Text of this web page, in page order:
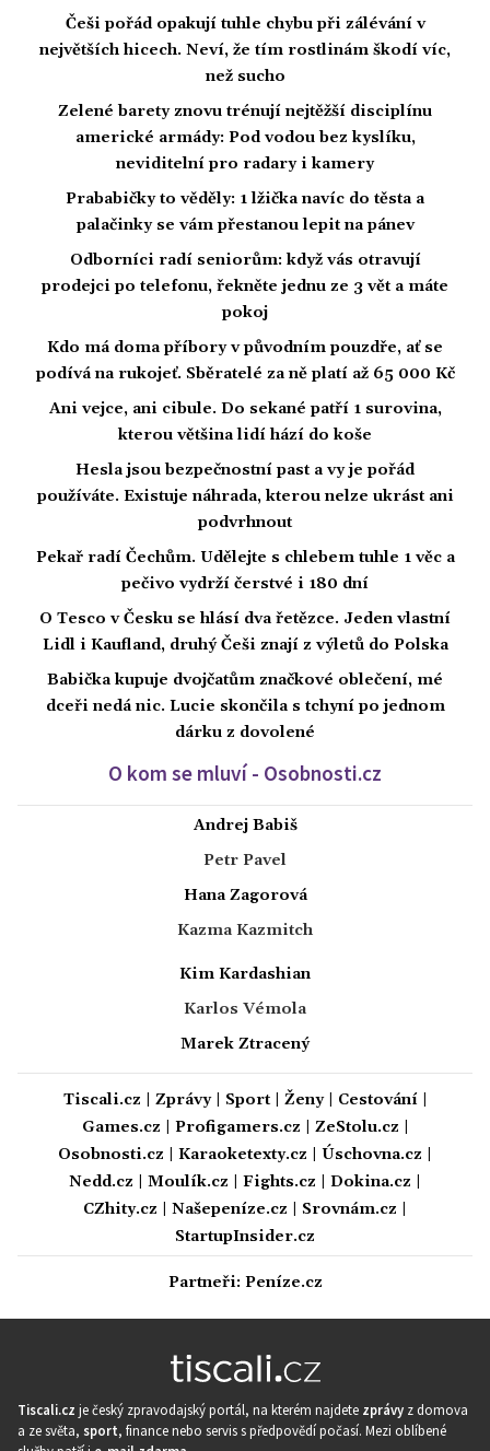
Češi pořád opakují tuhle chybu při zálévání v
největších hicech. Neví, že tím rostlinám škodí víc,
než sucho
Zelené barety znovu trénují nejtěžší disciplínu
americké armády: Pod vodou bez kyslíku,
neviditelní pro radary i kamery
Prababičky to věděly: 1 lžička navíc do těsta a
palačinky se vám přestanou lepit na pánev
Odborníci radí seniorům: když vás otravují
prodejci po telefonu, řekněte jednu ze 3 vět a máte
pokoj
Kdo má doma příbory v původním pouzdře, ať se
podívá na rukojeť. Sběratelé za ně platí až 65 000 Kč
Ani vejce, ani cibule. Do sekané patří 1 surovina,
kterou většina lidí hází do koše
Hesla jsou bezpečnostní past a vy je pořád
používáte. Existuje náhrada, kterou nelze ukrást ani
podvrhnout
Pekař radí Čechům. Udělejte s chlebem tuhle 1 věc a
pečivo vydrží čerstvé i 180 dní
O Tesco v Česku se hlásí dva řetězce. Jeden vlastní
Lidl i Kaufland, druhý Češi znají z výletů do Polska
Babička kupuje dvojčatům značkové oblečení, mé
dceři nedá nic. Lucie skončila s tchyní po jednom
dárku z dovolené
O kom se mluví - Osobnosti.cz
Andrej Babiš
Petr Pavel
Hana Zagorová
Kazma Kazmitch
Kim Kardashian
Karlos Vémola
Marek Ztracený
Tiscali.cz Zprávy| Sport| Ženy| Cestování|
Games.cz
Profigamers.cz ZeStolu.cz
Osobnosti.cz
Karaoketexty.cz Úschovna.cz
Nedd.cz
Moulík.cz Fights.cz Dokina.cz
CZhity.cz
Našepeníze.cz Srovnám.cz
StartupInsider.cz
Partneři: Peníze.cz
Tiscali.cz je český zpravodajský portál, na kterém najdete zprávy z domova
a ze světa, sport, finance nebo servis s předpovědí počasí. Mezi oblíbené